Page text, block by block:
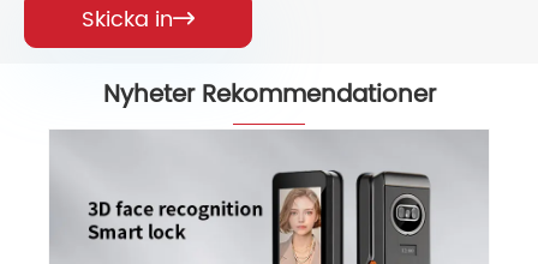
Skicka in
Nyheter Rekommendationer
Fördelar med 3D-ansiktslås
Visa mer >>